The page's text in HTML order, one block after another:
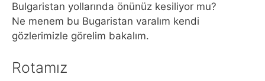
Bulgaristan yollarında önünüz kesiliyor mu?
Ne menem bu Bugaristan varalım kendi
gözlerimizle görelim bakalım.
Rotamız